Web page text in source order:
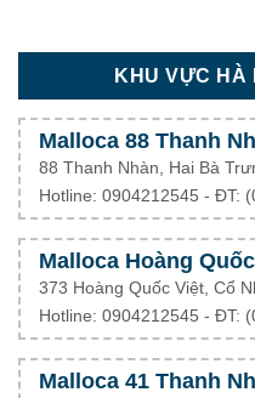
KHU VỰC HÀ
Malloca 88 Thanh
88 Thanh Nhàn, Hai Bà
Hotline: 0904212545 - ĐT:
Malloca Hoàng
373 Hoàng Quốc Việt, Cổ
Hotline: 0904212545 - ĐT:
Malloca 41 Thanh